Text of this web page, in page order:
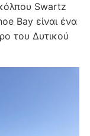
Swartz
Bay είναι ένα
του Δυτικού